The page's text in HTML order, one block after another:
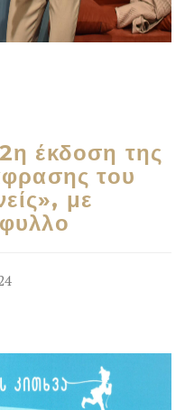
έκδοση της
του
με